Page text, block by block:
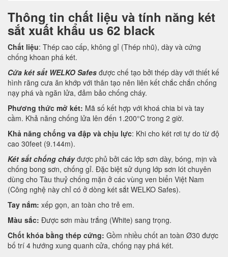
Thông tin chất liệu và tính năng két
sắt xuất khẩu us 62 black
Chất liệu: Thép cao cấp, không gỉ (Thép nhũ), dày và cứng
chống khoan phá két.
Cửa két sắt WELKO Safes được chế tạo bởi thép dày với thiết kế
hình răng cưa ăn khớp với thân tạo nên liên kết chắc chắn chống
nạy phá và ngăn lửa, đảm bảo chống cháy.
Phương thức mở két: Mã số kết hợp với khoá chia bi và tay
cầm. Khả năng chống lửa lên đến 1.200°C trong 2 giờ.
Khả năng chống va đập và chịu lực: Khi cho két rơi tự do từ độ
cao 30feet (9.144m).
Két sắt chống cháyđược phủ bởi các lớp sơn dày, bóng, mịn và
chống bong sơn, chống gỉ. Đặc biệt sử dụng lớp sơn lót chuyên
dùng cho Tàu thuỷ chống mặn ở các vùng ven biển Việt Nam
(Công nghệ này chỉ có ở dòng két sắt WELKO Safes).
Tay nắm: xếp gọn, an toàn cho trẻ em.
Màu sắc: Được sơn màu trắng (White) sang trọng.
Chốt khóa bằng thép cứng: Gồm nhiều chốt an toàn Ø30 được
bố trí 4 hướng xung quanh cửa, chống nạy phá két.